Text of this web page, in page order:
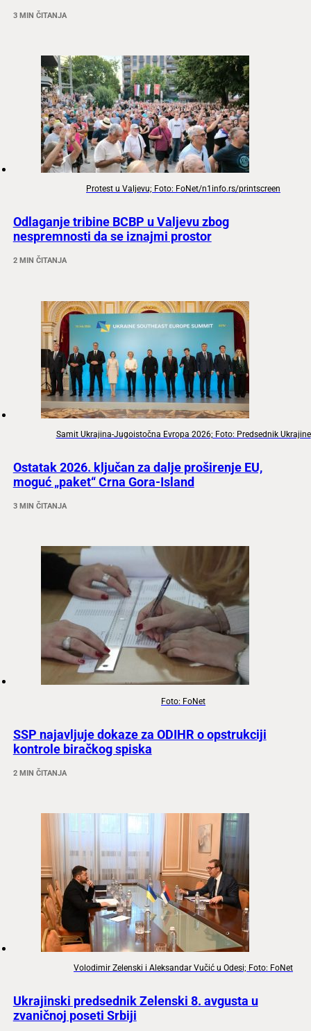
3 MIN ČITANJA
Protest u Valjevu; Foto: FoNet/n1info.rs/printscreen
Odlaganje tribine BCBP u Valjevu zbog
nespremnosti da se iznajmi prostor
2 MIN ČITANJA
Samit Ukrajina-Jugoistočna Evropa 2026; Foto: Predsednik Ukrajine
Ostatak 2026. ključan za dalje proširenje EU,
moguć „paket“ Crna Gora-Island
3 MIN ČITANJA
Foto: FoNet
SSP najavljuje dokaze za ODIHR o opstrukciji
kontrole biračkog spiska
2 MIN ČITANJA
Volodimir Zelenski i Aleksandar Vučić u Odesi; Foto: FoNet
Ukrajinski predsednik Zelenski 8. avgusta u
zvaničnoj poseti Srbiji